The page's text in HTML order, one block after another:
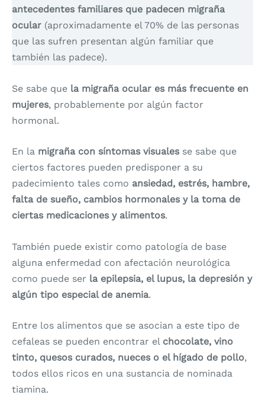
antecedentes familiares que padecen migraña
ocular (aproximadamente el 70% de las personas
que las sufren presentan algún familiar que
también las padece).
Se sabe que la migraña ocular es más frecuente en
mujeres, probablemente por algún factor
hormonal.
En la migraña con síntomas visuales se sabe que
ciertos factores pueden predisponer a su
padecimiento tales como ansiedad, estrés, hambre,
falta de sueño, cambios hormonales y la toma de
ciertas medicaciones y alimentos.
También puede existir como patología de base
alguna enfermedad con afectación neurológica
como puede ser la epilepsia, el lupus, la depresión y
algún tipo especial de anemia.
Entre los alimentos que se asocian a este tipo de
cefaleas se pueden encontrar el chocolate, vino
tinto, quesos curados, nueces o el hígado de pollo,
todos ellos ricos en una sustancia de nominada
tiamina.